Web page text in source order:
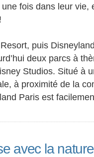
fois dans leur vie,
puis
deux parcs à
Studios. Situé à
à proximité de la
Paris est
avec la